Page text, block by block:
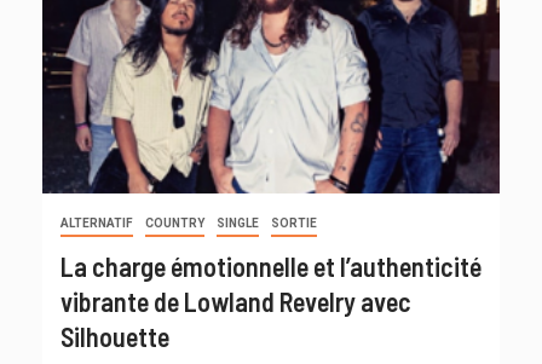
ALTERNATIF COUNTRY SINGLE SORTIE
La charge émotionnelle et l’authenticité
vibrante de Lowland Revelry avec
Silhouette